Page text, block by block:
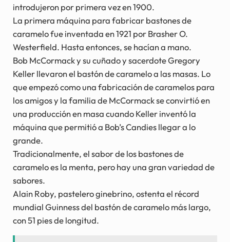
introdujeron por primera vez en 1900.
La primera máquina para fabricar bastones de
caramelo fue inventada en 1921 por Brasher O.
Westerfield. Hasta entonces, se hacían a mano.
Bob McCormack y su cuñado y sacerdote Gregory
Keller llevaron el bastón de caramelo a las masas. Lo
que empezó como una fabricación de caramelos para
los amigos y la familia de McCormack se convirtió en
una producción en masa cuando Keller inventó la
máquina que permitió a Bob’s Candies llegar a lo
grande.
Tradicionalmente, el sabor de los bastones de
caramelo es la menta, pero hay una gran variedad de
sabores.
Alain Roby, pastelero ginebrino, ostenta el récord
mundial Guinness del bastón de caramelo más largo,
con 51 pies de longitud.